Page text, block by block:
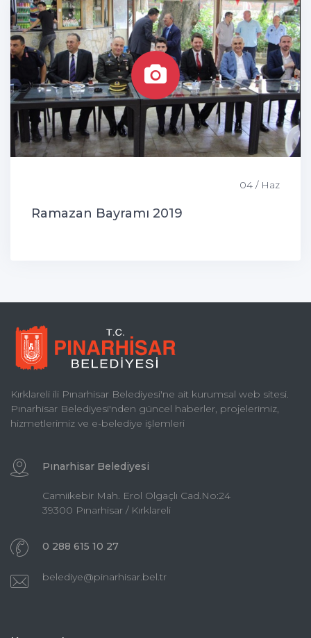
04 / Haz
Ramazan Bayramı 2019
Kırklareli ili Pınarhisar Belediyesi'ne ait kurumsal web sitesi.
Pınarhisar Belediyesi'nden güncel haberler, projelerimiz,
hizmetlerimiz ve e-belediye işlemleri
Pınarhisar Belediyesi
Camiikebir Mah. Erol Olgaçlı Cad.No:24
39300 Pınarhisar / Kırklareli
0 288 615 10 27
belediye@pinarhisar.bel.tr